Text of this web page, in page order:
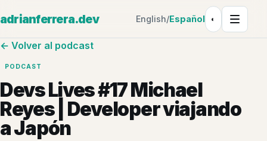
adrianferrera.dev English/Español ◐Tema: Claro
← Volver al podcast
PODCAST
Devs Lives #17 Michael
Reyes | Developer viajando
a Japón